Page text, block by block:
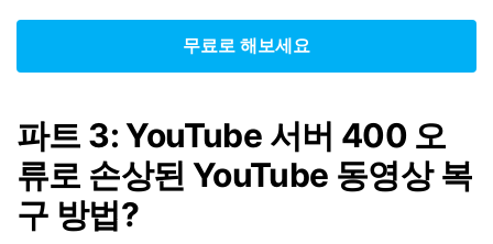
무료로 해보세요
파트 3: YouTube 서버 400 오
류로 손상된 YouTube 동영상 복
구 방법?